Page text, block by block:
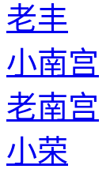
老丰
小南宫
老南宫
小荣